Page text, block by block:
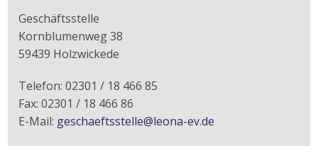
Geschäftsstelle
Kornblumenweg 38
59439 Holzwickede
Telefon: 02301 / 18 466 85
Fax: 02301 / 18 466 86
E-Mail: geschaeftsstelle@leona-ev.de